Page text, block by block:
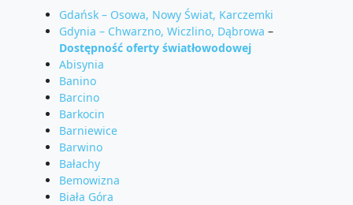
Gdańsk – Osowa, Nowy Świat, Karczemki
Gdynia – Chwarzno, Wiczlino, Dąbrowa –
Dostępność oferty światłowodowej
Abisynia
Banino
Barcino
Barkocin
Barniewice
Barwino
Bałachy
Bemowizna
Biała Góra